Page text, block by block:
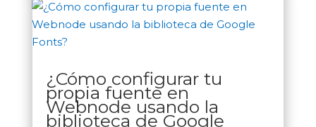
¿Cómo configurar tu
propia fuente en
Webnode usando la
biblioteca de Google